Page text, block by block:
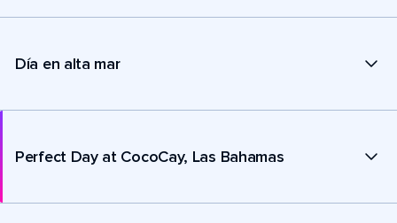
Día en alta mar
Perfect Day at CocoCay, Las Bahamas